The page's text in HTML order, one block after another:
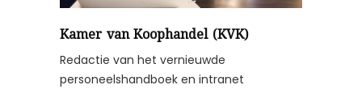
Kamer van Koophandel (KVK)
Redactie van het vernieuwde
personeelshandboek en intranet